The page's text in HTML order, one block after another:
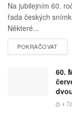
Na jubilejním 60.
řada českých
Některé...
POKRAČOVAT
60.
4